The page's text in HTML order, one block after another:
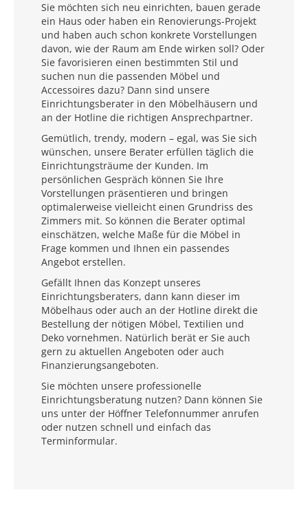
Sie möchten sich neu einrichten, bauen gerade
ein Haus oder haben ein Renovierungs-Projekt
und haben auch schon konkrete Vorstellungen
davon, wie der Raum am Ende wirken soll? Oder
Sie favorisieren einen bestimmten Stil und
suchen nun die passenden Möbel und
Accessoires dazu? Dann sind unsere
Einrichtungsberater in den Möbelhäusern und
an der Hotline die richtigen Ansprechpartner.
Gemütlich, trendy, modern – egal, was Sie sich
wünschen, unsere Berater erfüllen täglich die
Einrichtungsträume der Kunden. Im
persönlichen Gespräch können Sie Ihre
Vorstellungen präsentieren und bringen
optimalerweise vielleicht einen Grundriss des
Zimmers mit. So können die Berater optimal
einschätzen, welche Maße für die Möbel in
Frage kommen und Ihnen ein passendes
Angebot erstellen.
Gefällt Ihnen das Konzept unseres
Einrichtungsberaters, dann kann dieser im
Möbelhaus oder auch an der Hotline direkt die
Bestellung der nötigen Möbel, Textilien und
Deko vornehmen. Natürlich berät er Sie auch
gern zu aktuellen Angeboten oder auch
Finanzierungsangeboten.
Sie möchten unsere professionelle
Einrichtungsberatung nutzen? Dann können Sie
uns unter der Höffner Telefonnummer anrufen
oder nutzen schnell und einfach das
Terminformular.